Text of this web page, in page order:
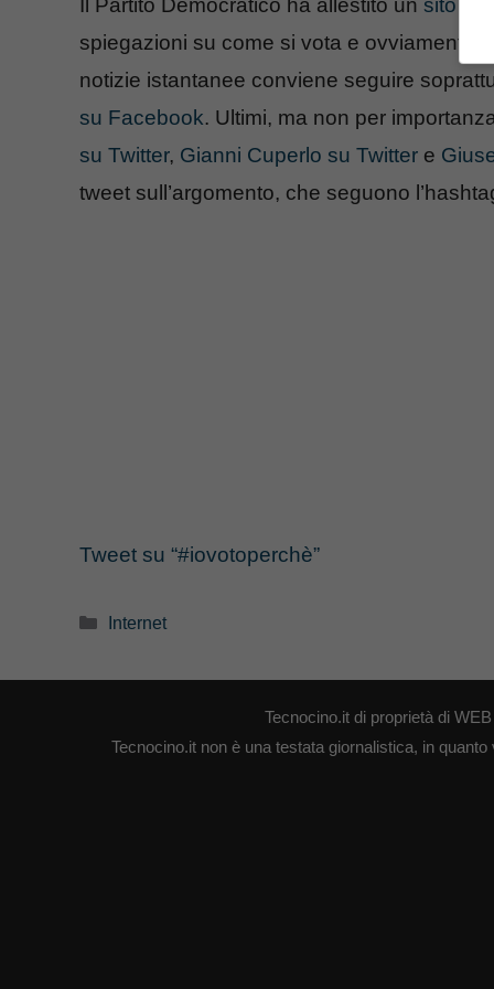
Il Partito Democratico ha allestito un sito
spiegazioni su come si vota e ovviamente
notizie istantanee conviene seguire
su Facebook. Ultimi, ma non per
su Twitter, Gianni Cuperlo su Twitter e
tweet sull’argomento, che seguono
Tweet su “#iovotoperchè”
Categorie
Internet
Tecnocino.it di proprietà di
Tecnocino.it non è una testata giornalistica, in